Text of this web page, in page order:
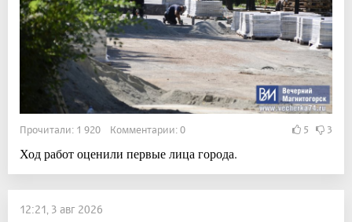
Прочитали: 1 920 Комментарии: 0 5 3
Ход работ оценили первые лица города.
12:21, 3 авг 2026